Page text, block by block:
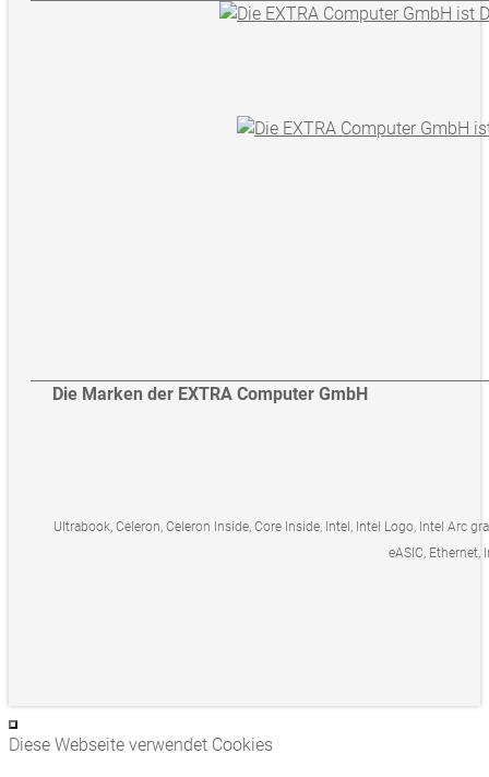
Die Marken der EXTRA Computer GmbH
Ultrabook, Celeron, Celeron Inside, Core Inside, Intel, Intel Logo, Intel Arc
eASIC, Ethernet,
Diese Webseite verwendet Cookies